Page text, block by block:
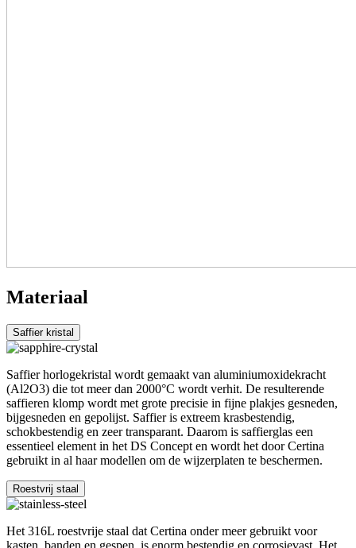
Materiaal
Saffier kristal
Saffier horlogekristal wordt gemaakt van aluminiumoxidekracht
(Al2O3) die tot meer dan 2000°C wordt verhit. De resulterende
saffieren klomp wordt met grote precisie in fijne plakjes gesneden,
bijgesneden en gepolijst. Saffier is extreem krasbestendig,
schokbestendig en zeer transparant. Daarom is saffierglas een
essentieel element in het DS Concept en wordt het door Certina
gebruikt in al haar modellen om de wijzerplaten te beschermen.
Roestvrij staal
Het 316L roestvrije staal dat Certina onder meer gebruikt voor
kasten, banden en gespen, is enorm bestendig en corrosievast. Het